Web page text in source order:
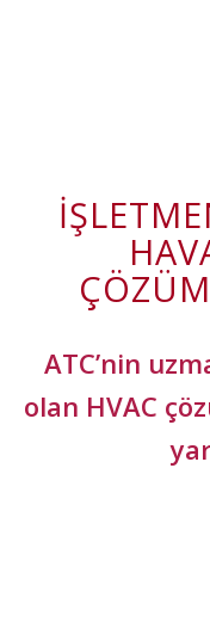
ATC’nin
olan HVAC